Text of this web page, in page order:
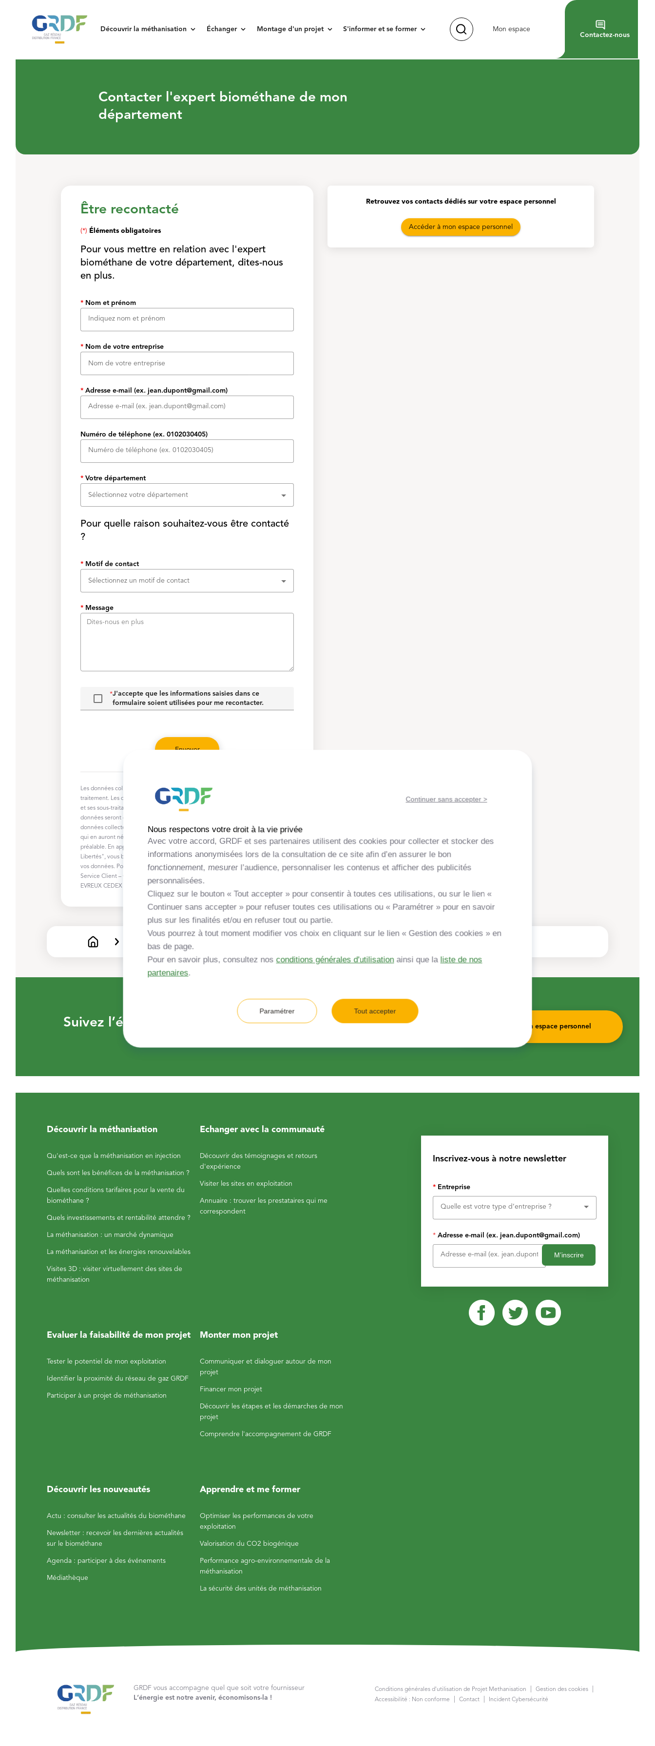
keyboard_arrow_down
Découvrir la méthanisation keyboard_arrow_down
Échanger keyboard_arrow_down
Montage d'un projet keyboard_arrow_down
S'informer et se former
Mon espace
Contactez-nous
Contacter l'expert biométhane de mon
département
Être recontacté
(*) Éléments obligatoires
Pour vous mettre en relation avec l'expert
biométhane de votre département, dites-nous
en plus.
* Nom et prénom
*Nom de votre entreprise
*Adresse e-mail (ex. jean.dupont@gmail.com)
Numéro de téléphone (ex. 0102030405)
*Votre département
Sélectionnez votre département
Pour quelle raison souhaitez-vous être contacté
?
*Motif de contact
Sélectionnez un motif de contact
*Message
*J'accepte que les informations saisies dans ce
formulaire soient utilisées pour me recontacter.
Envoyer
Les données collectées dans le cadre de ce formulaire font l'objet d'un
traitement. Les données collectées ne seront utilisées par GRDF, ses partenaires
et ses sous-traitants que pour recontacter l’utilisateur et à cette seule fin. Les
données seront conservées pendant une durée de 2 années après la collecte. Les
données collectées ne pourront faire l'objet d'un transfert à des tiers, hors ceux
qui en auront nécessairement besoin dans le cadre du projet, sans votre accord
préalable. En application de la loi du 6 janvier 1978 dite "Informatique et
Libertés", vous bénéficiez d'un droit d'accès, de rectification et de suppression de
vos données. Pour exercer ce droit, vous pouvez écrire par courrier à GRDF
Service Client – Correspondant Informatique et Libertés TSA 85101 27091
EVREUX CEDEX ou protectiondesdonnées@grdf.fr
Retrouvez vos contacts dédiés sur votre espace personnel
Accéder à mon espace personnel
Contact
Suivez l’évolution de votre projet de méthanisation Accéder à mon espace personnel
Découvrir la méthanisation
Qu'est-ce que la méthanisation en injection
Quels sont les bénéfices de la méthanisation ?
Quelles conditions tarifaires pour la vente du
biométhane ?
Quels investissements et rentabilité attendre ?
La méthanisation : un marché dynamique
La méthanisation et les énergies renouvelables
Visites 3D : visiter virtuellement des sites de
méthanisation
Echanger avec la communauté
Découvrir des témoignages et retours
d'expérience
Visiter les sites en exploitation
Annuaire : trouver les prestataires qui me
correspondent
Evaluer la faisabilité de mon projet
Tester le potentiel de mon exploitation
Identifier la proximité du réseau de gaz GRDF
Participer à un projet de méthanisation
Monter mon projet
Communiquer et dialoguer autour de mon
projet
Financer mon projet
Découvrir les étapes et les démarches de mon
projet
Comprendre l'accompagnement de GRDF
Découvrir les nouveautés
Actu : consulter les actualités du biométhane
Newsletter : recevoir les dernières actualités
sur le biométhane
Agenda : participer à des événements
Médiathèque
Apprendre et me former
Optimiser les performances de votre
exploitation
Valorisation du CO2 biogénique
Performance agro-environnementale de la
méthanisation
La sécurité des unités de méthanisation
Inscrivez-vous à notre newsletter
* Entreprise
Quelle est votre type d’entreprise ?
* Adresse e-mail (ex. jean.dupont@gmail.com)
M’inscrire
GRDF vous accompagne quel que soit votre fournisseur
L‘énergie est notre avenir, économisons-la !
Conditions générales d'utilisation de Projet Methanisation
Gestion des cookies
Accessibilité : Non conforme
Contact Incident Cybersécurité
Continuer sans accepter >
Nous respectons votre droit à la vie privée
Avec votre accord, GRDF et ses partenaires utilisent des cookies pour collecter et stocker des
informations anonymisées lors de la consultation de ce site afin d’en assurer le bon
fonctionnement, mesurer l’audience, personnaliser les contenus et afficher des publicités
personnalisées.
Cliquez sur le bouton « Tout accepter » pour consentir à toutes ces utilisations, ou sur le lien «
Continuer sans accepter » pour refuser toutes ces utilisations ou « Paramétrer » pour en savoir
plus sur les finalités et/ou en refuser tout ou partie.
Vous pourrez à tout moment modifier vos choix en cliquant sur le lien « Gestion des cookies » en
bas de page.
Pour en savoir plus, consultez nosconditions générales d'utilisationainsi que la liste de nos
partenaires.
Paramétrer Tout accepter